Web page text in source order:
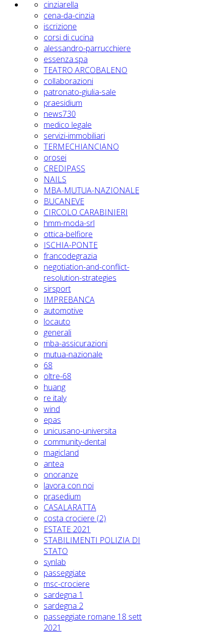
cinziarella
cena-da-cinzia
iscrizione
corsi di cucina
alessandro-parrucchiere
essenza.spa
TEATRO ARCOBALENO
collaborazioni
patronato-giulia-sale
praesidium
news730
medico legale
servizi-immobiliari
TERMECHIANCIANO
orosei
CREDIPASS
NAILS
MBA-MUTUA-NAZIONALE
BUCANEVE
CIRCOLO CARABINIERI
hmm-moda-srl
ottica-belfiore
ISCHIA-PONTE
francodegrazia
negotiation-and-conflict-
resolution-strategies
sirsport
IMPREBANCA
automotive
locauto
generali
mba-assicurazioni
mutua-nazionale
68
oltre-68
huang
re italy
wind
epas
unicusano-universita
community-dental
magicland
antea
onoranze
lavora con noi
prasedium
CASALARATTA
costa crociere (2)
ESTATE 2021
STABILIMENTI POLIZIA DI
STATO
synlab
passeggiate
msc-crociere
sardegna 1
sardegna 2
passeggiate romane 18 sett
2021